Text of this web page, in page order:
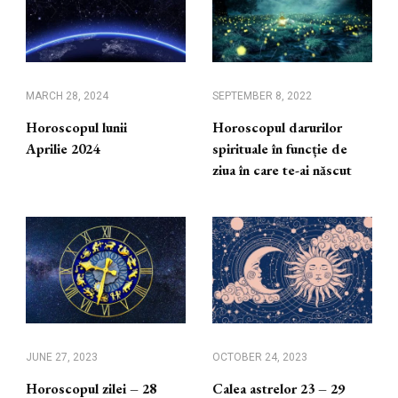
MARCH 28, 2024
Horoscopul lunii
Aprilie 2024
SEPTEMBER 8, 2022
Horoscopul darurilor
spirituale în funcție de
ziua în care te-ai născut
JUNE 27, 2023
Horoscopul zilei – 28
OCTOBER 24, 2023
Calea astrelor 23 – 29